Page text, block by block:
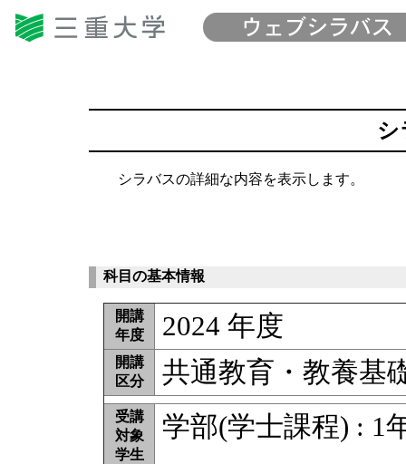
シ
シラバスの詳細な内容を表示します。
科目の基本情報
開講
年度
2024 年度
開講
区分
共通教育・教養基
受講
対象
学生
学部(学士課程) : 1